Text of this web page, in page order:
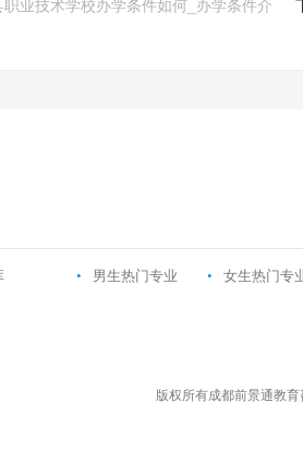
业技术学校办学条件如何_办学条件介
• 男生热门专业 • 女生热门专
版权所有成都前景通教